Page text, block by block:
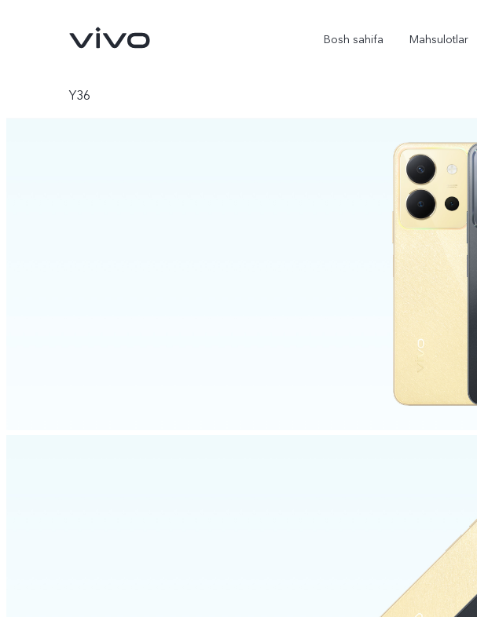
Bosh sahifa Mahsulotlar
X300 yangi
Y36